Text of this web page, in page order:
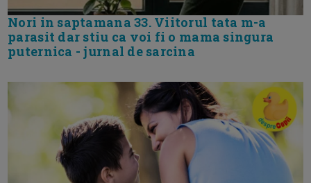
Nori in saptamana 33. Viitorul tata m-a
parasit dar stiu ca voi fi o mama singura
puternica - jurnal de sarcina